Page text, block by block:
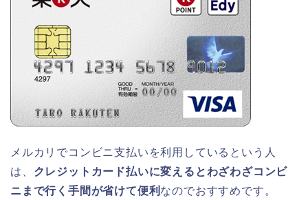
メルカリでコンビニ支払いを利用しているという人
は、 クレジットカード払いに変えるとわざわざコンビ
ニまで行く手間が省けて便利 なのでおすすめです。